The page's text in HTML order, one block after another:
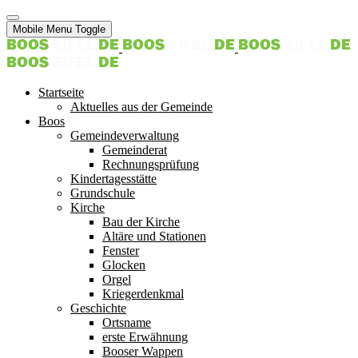
Mobile Menu Toggle
Startseite
Aktuelles aus der Gemeinde
Boos
Gemeindeverwaltung
Gemeinderat
Rechnungsprüfung
Kindertagesstätte
Grundschule
Kirche
Bau der Kirche
Altäre und Stationen
Fenster
Glocken
Orgel
Kriegerdenkmal
Geschichte
Ortsname
erste Erwähnung
Booser Wappen